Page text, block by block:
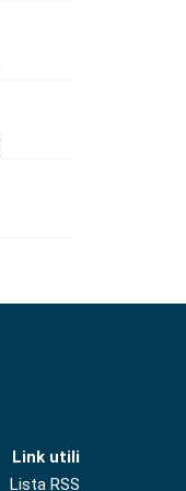
Link utili
Lista RSS